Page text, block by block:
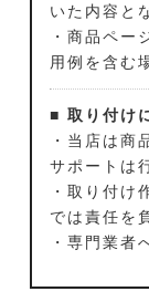
いた内容と
・商品ペー
用例を含む
■ 取り付け
・当店は商
サポートは
・取り付け
では責任を
・専門業者